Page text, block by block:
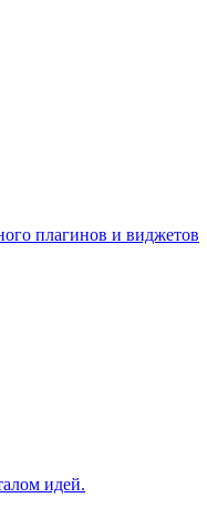
плагинов и виджетов
идей.